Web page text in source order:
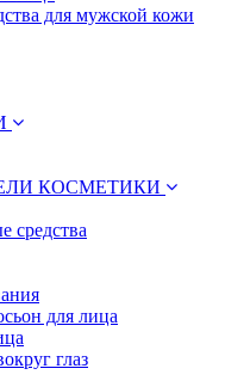
для мужской кожи
КОСМЕТИКИ
средства
для лица
глаз